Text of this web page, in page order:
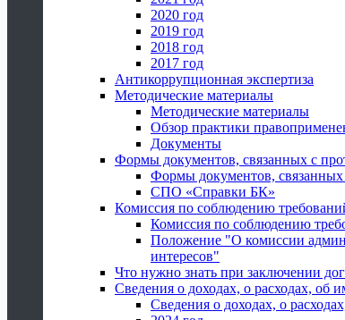
2020 год
2019 год
2018 год
2017 год
Антикоррупционная экспертиза
Методические материалы
Методические материалы
Обзор практики
Документы
Формы документов, связанных с
Формы документов, связанных
СПО «Справки БК»
Комиссия по соблюдению
Комиссия по соблюдению
Положение "О комиссии
интересов"
Что нужно знать при заключении
Сведения о доходах, о расходах, об
Сведения о доходах, о